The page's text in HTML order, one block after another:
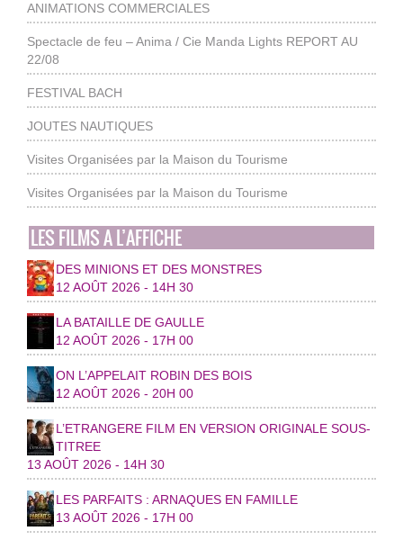
ANIMATIONS COMMERCIALES
Spectacle de feu – Anima / Cie Manda Lights REPORT AU
22/08
FESTIVAL BACH
JOUTES NAUTIQUES
Visites Organisées par la Maison du Tourisme
Visites Organisées par la Maison du Tourisme
LES FILMS A L’AFFICHE
DES MINIONS ET DES MONSTRES
12 AOÛT 2026 - 14H 30
LA BATAILLE DE GAULLE
12 AOÛT 2026 - 17H 00
ON L’APPELAIT ROBIN DES BOIS
12 AOÛT 2026 - 20H 00
L’ETRANGERE FILM EN VERSION ORIGINALE SOUS-
TITREE
13 AOÛT 2026 - 14H 30
LES PARFAITS : ARNAQUES EN FAMILLE
13 AOÛT 2026 - 17H 00